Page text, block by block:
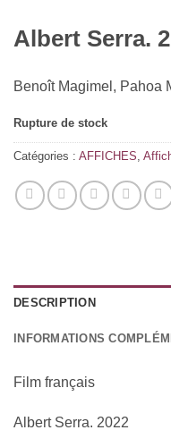
Albert Serra.
Benoît Magimel, Pahoa
Rupture de stock
Catégories : AFFICHES
DESCRIPTION
INFORMATIONS
Film français
Albert Serra. 2022